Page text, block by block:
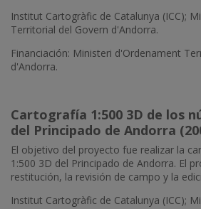
Institut Cartogràfic de Catalunya (ICC);
Territorial del Govern d'Andorra.
Financiación: Ministeri d'Ordenament
d'Andorra.
Cartografía 1:500 3D de los
del Principado de Andorra
El objetivo del proyecto fue realizar la
1:500 3D del Principado de Andorra. El
restitución, la revisión de campo y la
Institut Cartogràfic de Catalunya (ICC);